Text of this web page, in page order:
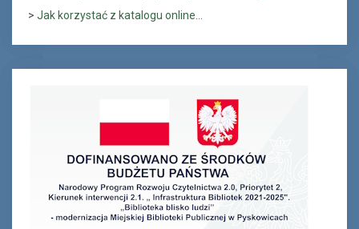
> Jak korzystać z katalogu online...